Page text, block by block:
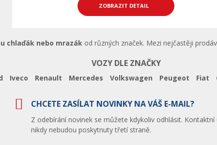
ZOBRAZIT DETAIL
chlaďák nebo mrazák od různých značek. Mezi nejčastěji
VOZY DLE ZNAČKY
Iveco Renault Mercedes Volkswagen Peugeot Fiat
CHCETE ZASÍLAT NOVINKY NA VÁŠ E-MAIL?
Z odebírání novinek se můžete kdykoliv odhlásit. Kontaktní
nikdy nebudou poskytnuty třetí straně.